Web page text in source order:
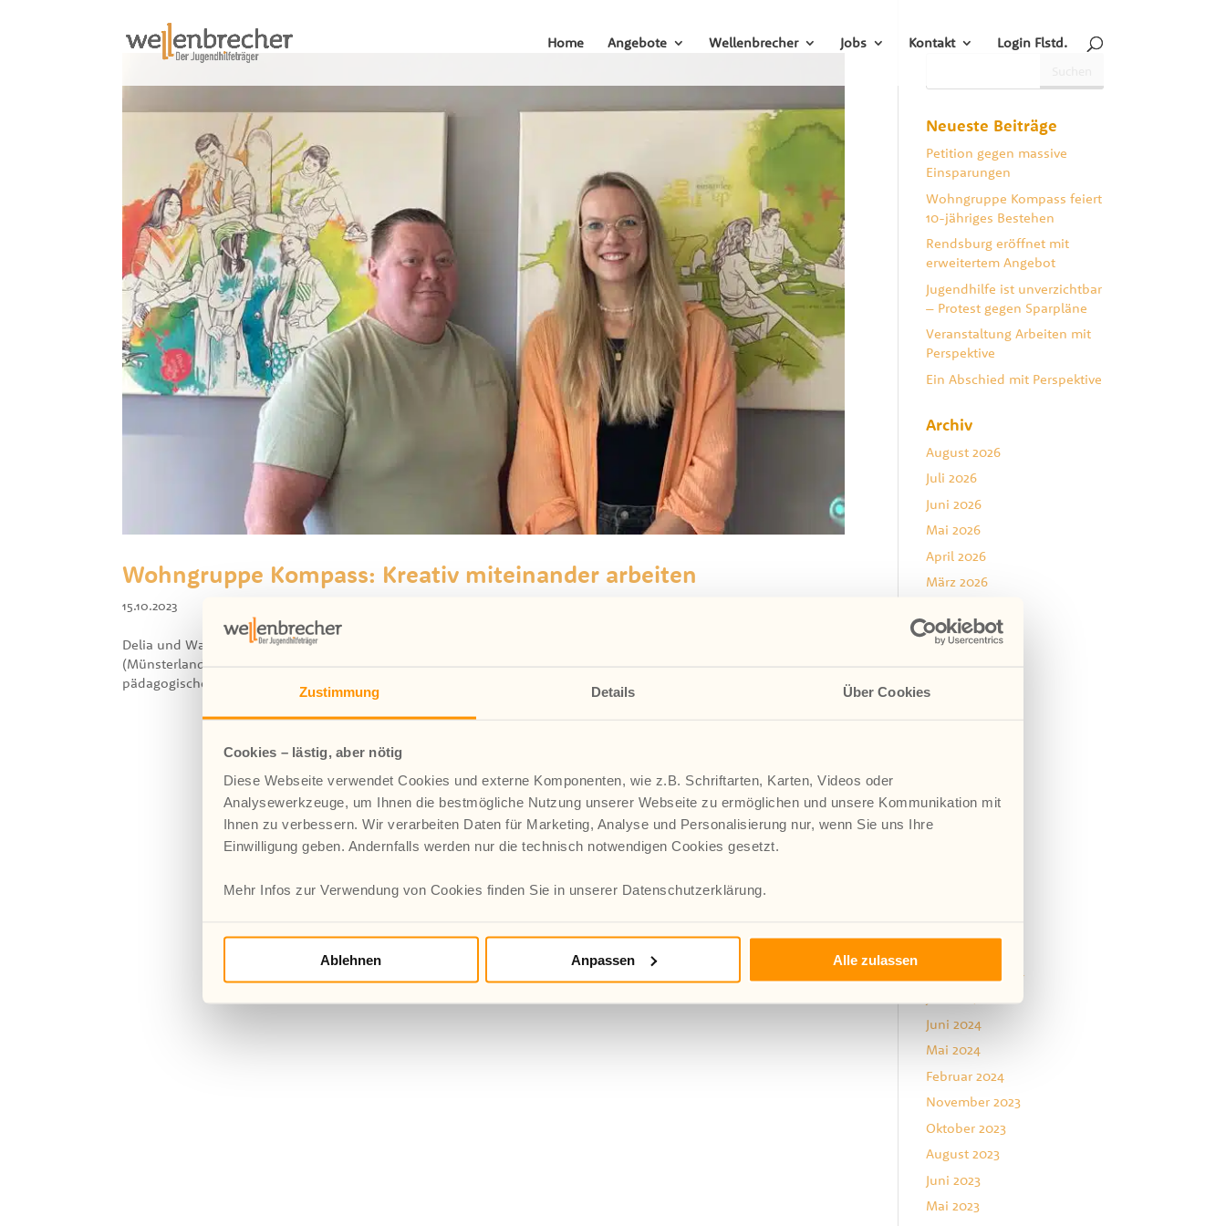
Zustimmung Details Über Cookies
Cookies – lästig, aber nötig
Diese Webseite verwendet Cookies und externe Komponenten, wie z.B. Schriftarten, Karten, Videos oder
Analysewerkzeuge, um Ihnen die bestmögliche Nutzung unserer Webseite zu ermöglichen und unsere Kommunikation mit
Ihnen zu verbessern. Wir verarbeiten Daten für Marketing, Analyse und Personalisierung nur, wenn Sie uns Ihre
Einwilligung geben. Andernfalls werden nur die technisch notwendigen Cookies gesetzt.
Mehr Infos zur Verwendung von Cookies finden Sie in unserer Datenschutzerklärung.
Ablehnen Anpassen Alle zulassen
Home Angebote Wellenbrecher Jobs Kontakt Login Flstd.
Wohngruppe Kompass: Kreativ miteinander arbeiten
15.10.2023
Delia und Waldemar berichten heute aus der Wohngruppe „Kompass“, die Wellenbrecher e.V. in Beckum
(Münsterland-Ost) ausmacht. Einen Live-Rundgang und ein Kennenlernen haben wir auch anzubieten, falls es eine
pädagogische Fachkraft gibt, die an der Mitarbeit in...
Neueste Beiträge
Petition gegen massive
Einsparungen
Wohngruppe Kompass feiert
10-jähriges Bestehen
Rendsburg eröffnet mit
erweitertem Angebot
Jugendhilfe ist unverzichtbar
– Protest gegen Sparpläne
Veranstaltung Arbeiten mit
Perspektive
Ein Abschied mit Perspektive
Archiv
August 2026
Juli 2026
Juni 2026
Mai 2026
April 2026
März 2026
Dezember 2025
August 2025
Oktober 2024
September 2024
Juni 2024
Mai 2024
Februar 2024
November 2023
Oktober 2023
August 2023
Juni 2023
Mai 2023